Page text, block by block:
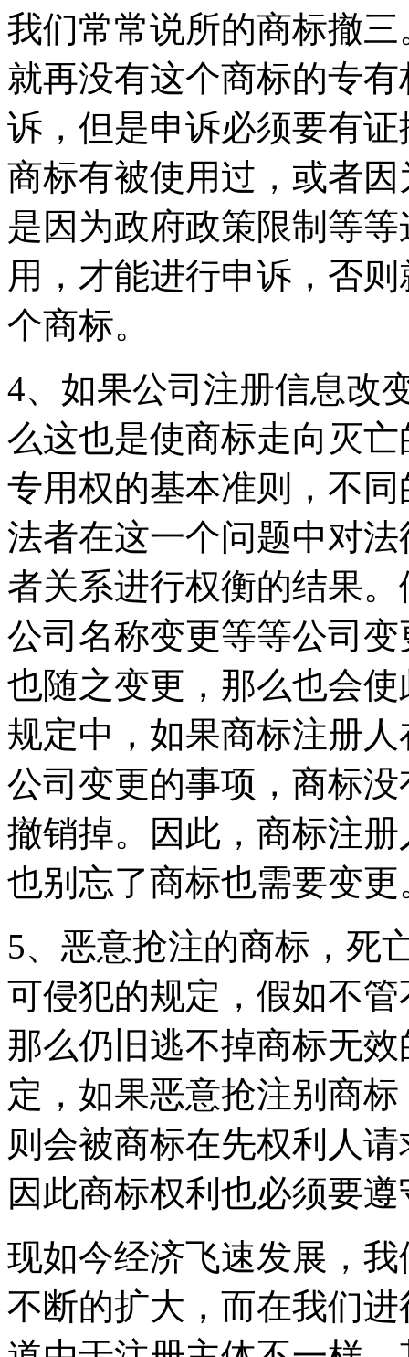
我们常常说所的商标撤
就再没有这个商标的专
诉，但是申诉必须要有
商标有被使用过，或者
是因为政府政策限制等
用，才能进行申诉，否
个商标。
4、如果公司注册信息改
么这也是使商标走向灭
专用权的基本准则，不
法者在这一个问题中对
者关系进行权衡的结果
公司名称变更等等公司
也随之变更，那么也会
规定中，如果商标注册
公司变更的事项，商标
撤销掉。因此，商标注
也别忘了商标也需要变更
5、恶意抢注的商标，死
可侵犯的规定，假如不
那么仍旧逃不掉商标无
定，如果恶意抢注别商
则会被商标在先权利人
因此商标权利也必须要遵
现如今经济飞速发展，
不断的扩大，而在我们